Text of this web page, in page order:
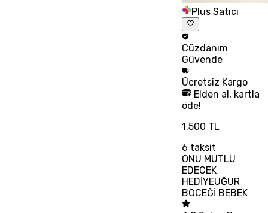
Plus Satıcı
Cüzdanım
Güvende
Ücretsiz Kargo
Elden al, kartla
öde!
1.500 TL
6 taksit
ONU MUTLU
EDECEK
HEDİYEUĞUR
BÖCEĞİ BEBEK